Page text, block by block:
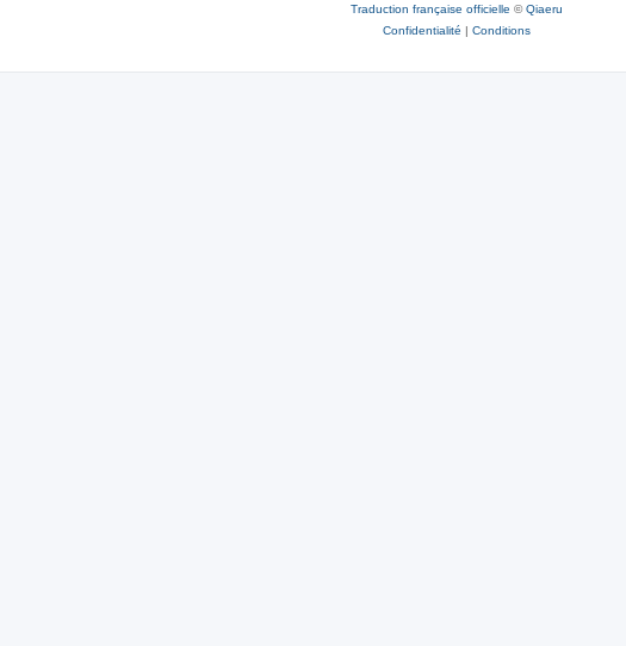
Traduction française officielle ©Qiaeru
Confidentialité | Conditions